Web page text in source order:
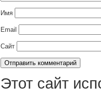
Имя
Email
Сайт
Этот сайт